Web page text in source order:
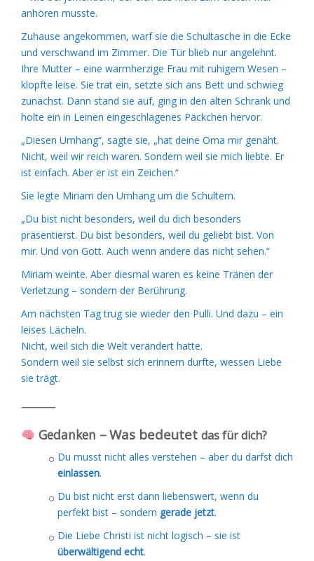
anhören musste.
Zuhause angekommen, warf sie die Schultasche in die Ecke
und verschwand im Zimmer. Die Tür blieb nur angelehnt.
Ihre Mutter – eine warmherzige Frau mit ruhigem Wesen –
klopfte leise. Sie trat ein, setzte sich ans Bett und schwieg
zunächst. Dann stand sie auf, ging in den alten Schrank und
holte ein in Leinen eingeschlagenes Päckchen hervor.
„Diesen Umhang“, sagte sie, „hat deine Oma mir genäht.
Nicht, weil wir reich waren. Sondern weil sie mich liebte. Er
ist einfach. Aber er ist ein Zeichen.“
Sie legte Miriam den Umhang um die Schultern.
„Du bist nicht besonders, weil du dich besonders
präsentierst. Du bist besonders, weil du geliebt bist. Von
mir. Und von Gott. Auch wenn andere das nicht sehen.“
Miriam weinte. Aber diesmal waren es keine Tränen der
Verletzung – sondern der Berührung.
Am nächsten Tag trug sie wieder den Pulli. Und dazu – ein
leises Lächeln.
Nicht, weil sich die Welt verändert hatte.
Sondern weil sie selbst sich erinnern durfte, wessen Liebe
sie trägt.
⸻
Gedanken –Was bedeutet das für dich?
Du musst nicht alles verstehen – aber du darfst dich
einlassen.
Du bist nicht erst dann liebenswert, wenn du
perfekt bist – sondern gerade jetzt.
Die Liebe Christi ist nicht logisch – sie ist
überwältigend echt.